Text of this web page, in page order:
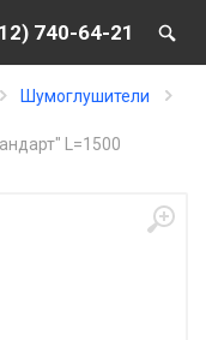
740-64-21
Шумоглушители
L=1500